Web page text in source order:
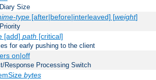
Size
type[after|before|interleaved] [weight]
[add] path [critical]
for early pushing to the client
on|off
Response Processing Switch
bytes